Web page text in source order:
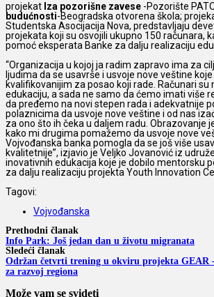
projekat Iza pozorišne zavese -Pozorište
budućnosti-Beogradska otvorena škola;
Studentska Asocijacija Nova, predstavljaju
projekata koji su osvojili ukupno 150 računara,
pomoć eksperata Banke za dalju realizaciju
“Organizacija u kojoj ja radim zapravo ima za
ljudima da se usavrše i usvoje nove veštine
kvalifikovanijim za posao koji rade. Računari su
edukaciju, a sada ne samo da ćemo imati više
da pređemo na novi stepen rada i adekvatnije
polaznicima da usvoje nove veštine i od nas
za ono što ih čeka u daljem radu. Obrazovanje
kako mi drugima pomažemo da usvoje nove
Vojvođanska banka pomogla da se još više
kvalitetnije”, izjavio je Veljko Jovanović iz
inovativnih edukacija koje je dobilo mentorsku
za dalju realizaciju projekta Youth Innovation
Tagovi:
Vojvođanska
Prethodni članak
Info Park: Još jedan dan u životu migranata
Sledeći članak
Održan četvrti trening u okviru projekta GEAR
za razvoj regiona
Može vam se svideti